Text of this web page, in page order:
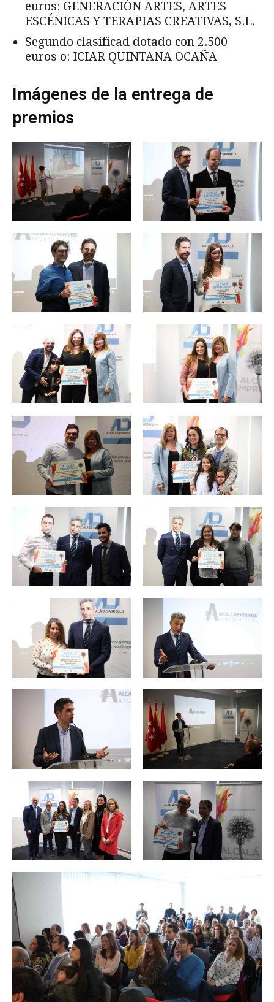
euros: GENERACIÓN ARTES, ARTES
ESCÉNICAS Y TERAPIAS CREATIVAS, S.L.
Segundo clasificad dotado con 2.500
euros o: ICIAR QUINTANA OCAÑA
Imágenes de la entrega de
premios